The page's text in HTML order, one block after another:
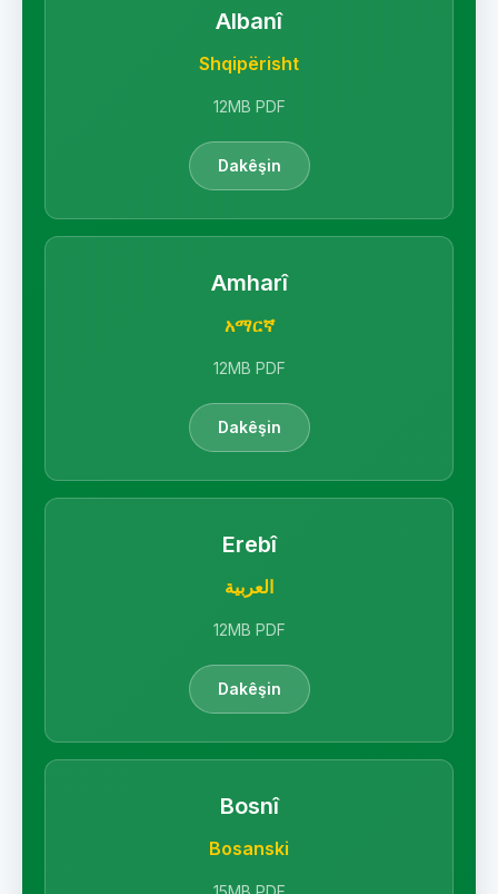
Albanî
Shqipërisht
12MB PDF
Dakêşin
Amharî
አማርኛ
12MB PDF
Dakêşin
Erebî
العربية
12MB PDF
Dakêşin
Bosnî
Bosanski